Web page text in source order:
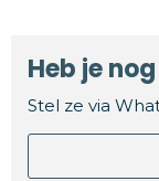
Heb je
Stel ze via